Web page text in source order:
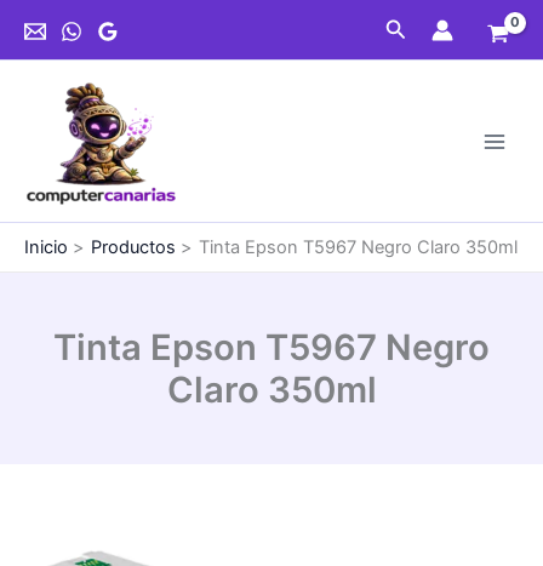
Buscar
Inicio Productos Tinta Epson T5967 Negro Claro 350ml
Tinta Epson T5967 Negro
Claro 350ml